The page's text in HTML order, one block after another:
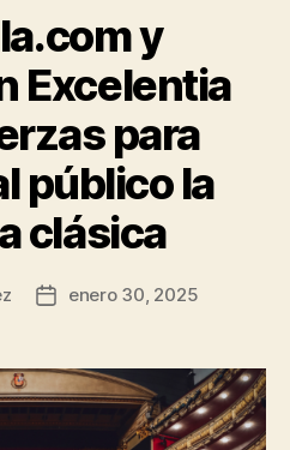
y
Excelentia
para
público la
clásica
Fecha
entrada
enero 30, 2025